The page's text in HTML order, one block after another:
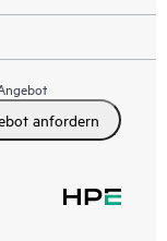
anfordern